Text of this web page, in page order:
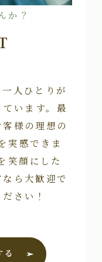
か？
人ひとりが
います。最
様の理想の
実感できま
笑顔にした
ら大歓迎で
さい！
る